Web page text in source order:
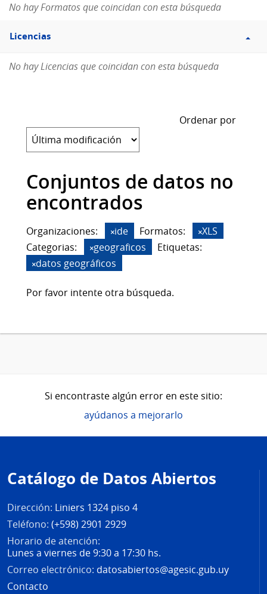
No hay Formatos que coincidan con esta búsqueda
Filtro
Licencias
Licencias
No hay Licencias que coincidan con esta búsqueda
Ordenar por
Conjuntos de datos no
encontrados
Organizaciones: ide Formatos:
XLS
Categorias:
geograficos
Etiquetas:
datos geográficos
Por favor intente otra búsqueda.
Si encontraste algún error en este sitio:
ayúdanos a mejorarlo
de
página
Catálogo de Datos Abiertos
Dirección: Liniers 1324 piso 4
Teléfono: (+598) 2901 2929
Horario de atención:
Lunes a viernes de 9:30 a 17:30 hs.
Correo electrónico: datosabiertos@agesic.gub.uy
Contacto